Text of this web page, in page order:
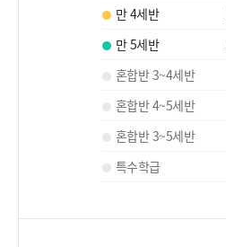
만 4세반
만 5세반
혼합반 3~4세반
혼합반 4~5세반
혼합반 3~5세반
특수학급